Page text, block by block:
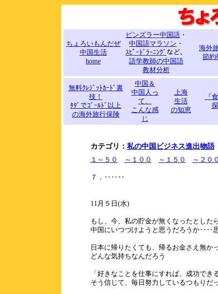
ちょろいもんだぜ
中国生活
home
ピンズラー中国語 ・
中国語マラソン ・
ｽﾋﾟｰﾄﾞﾗｰﾆﾝｸﾞ など、
語学教師の中国語
教材分析
海外
節約
無料ｸﾚｼﾞｯﾄｶｰﾄﾞ裏
技！
ﾀﾀﾞでｺﾞｰﾙﾄﾞ以上
の海外旅行保険
中国＆
中国人っ
て、
こんな感
じ
上海
生活
の知恵
『
カテゴリ： 私の中国ビジネス進出物語
１～５０ ～１００ ～１５０ ～２０
７．‥‥‥
11月５日(水)
もし、今、私の貯金が無くなったとし
中国にいつづけようと思うだろうか‥‥
日本に帰りたくても、帰るお金さえ無
どんな気持ちなんだろう
「好きなことを仕事にすれば、成功でき
そう信じて、毎日努力しているつもりだ